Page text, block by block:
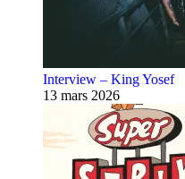
Interview – King Yosef
13 mars 2026